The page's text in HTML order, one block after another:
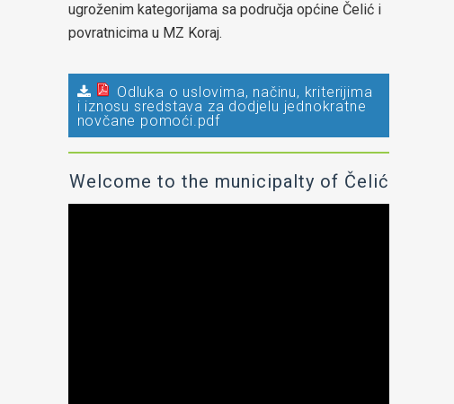
ugroženim kategorijama sa područja općine Čelić i
povratnicima u MZ Koraj.
Odluka o uslovima, načinu, kriterijima
i iznosu sredstava za dodjelu jednokratne
novčane pomoći.pdf
Welcome to the municipalty of Čelić